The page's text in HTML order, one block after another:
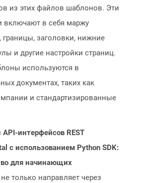
из этих файлов шаблонов. Эти
включают в себя маржу
границы, заголовки, нижние
и другие настройки страниц.
используются в
документах, таких как
и стандартизированные
API-интерфейсов REST
с использованием Python SDK:
для начинающих
не только направляет через